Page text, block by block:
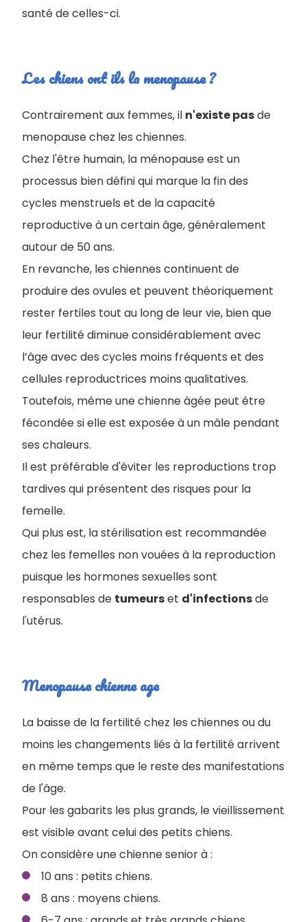
santé de celles-ci.
Les chiens ont ils la menopause ?
Contrairement aux femmes, il n'existe pasde
menopause chez les chiennes.
Chez l'être humain, la ménopause est un
processus bien défini qui marque la fin des
cycles menstruels et de la capacité
reproductive à un certain âge, généralement
autour de 50 ans.
En revanche, les chiennes continuent de
produire des ovules et peuvent théoriquement
rester fertiles tout au long de leur vie, bien que
leur fertilité diminue considérablement avec
l’âge avec des cycles moins fréquents et des
cellules reproductrices moins qualitatives.
Toutefois, même une chienne âgée peut être
fécondée si elle est exposée à un mâle pendant
ses chaleurs.
Il est préférable d'éviter les reproductions trop
tardives qui présentent des risques pour la
femelle.
Qui plus est, la stérilisation est recommandée
chez les femelles non vouées à la reproduction
puisque les hormones sexuelles sont
responsables de tumeurset d'infectionsde
l'utérus.
Menopause chienne age
La baisse de la fertilité chez les chiennes ou du
moins les changements liés à la fertilité arrivent
en même temps que le reste des manifestations
de l'âge.
Pour les gabarits les plus grands, le vieillissement
est visible avant celui des petits chiens.
On considère une chienne senior à :
10 ans : petits chiens.
8 ans : moyens chiens.